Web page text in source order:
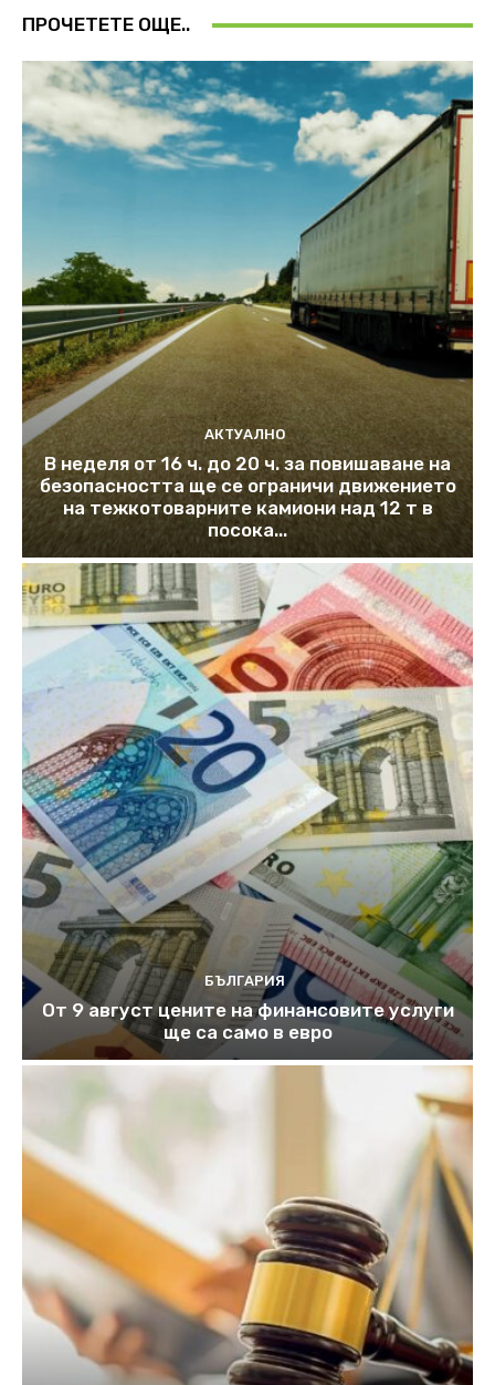
ПРОЧЕТЕТЕ ОЩЕ..
АКТУАЛНО
В неделя от 16 ч. до 20 ч. за повишаване на
безопасността ще се ограничи движението
на тежкотоварните камиони над 12 т в
посока...
БЪЛГАРИЯ
От 9 август цените на финансовите услуги
ще са само в евро